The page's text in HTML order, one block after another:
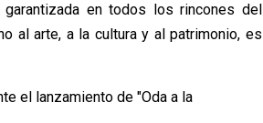
en todos los rincones del
al arte, a la cultura y al patrimonio, es